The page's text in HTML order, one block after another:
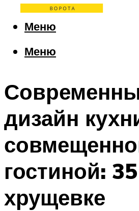
Меню
Меню
дизайн
гостиной:
хрущевке